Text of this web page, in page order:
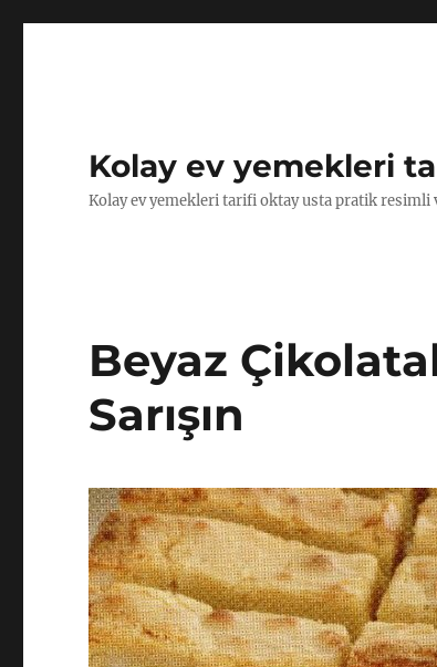
Kolay ev yemekleri
Kolay ev yemekleri tarifi oktay usta pratik
Beyaz
Sarışın